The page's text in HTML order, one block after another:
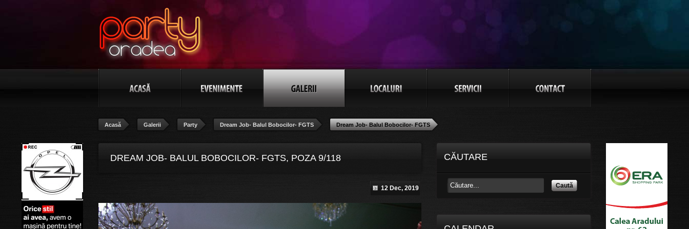
Acasă Galerii Party Dream Job- Balul Bobocilor- FGTS Dream Job- Balul Bobocilor- FGTS
DREAM JOB- BALUL BOBOCILOR- FGTS, POZA 9/118
12 Dec, 2019
CĂUTARE
Caută